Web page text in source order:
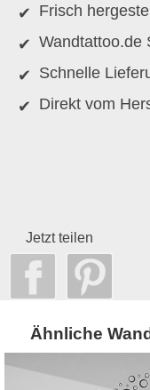
Frisch
Wandtattoo.de
Schnelle
Direkt vom
Jetzt teilen
Ähnliche